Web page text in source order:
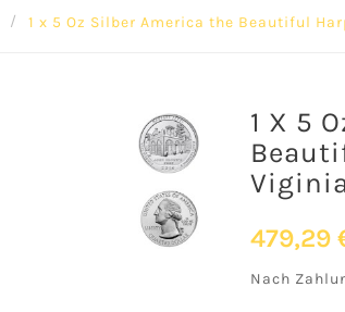
1 x 5 Oz Silber America the Beautiful
1 X 5
479,29
Nach